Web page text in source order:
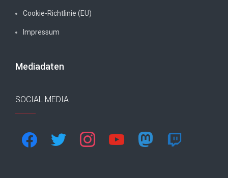
Cookie-Richtlinie (EU)
Impressum
Mediadaten
SOCIAL MEDIA
facebook twitter instagram youtube mastodon twitch